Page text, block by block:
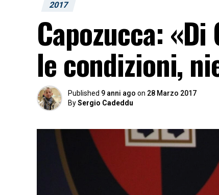
2017
Capozucca:
le condizioni,
Published 9 anni ago on 28 Marzo 2017
BySergio Cadeddu